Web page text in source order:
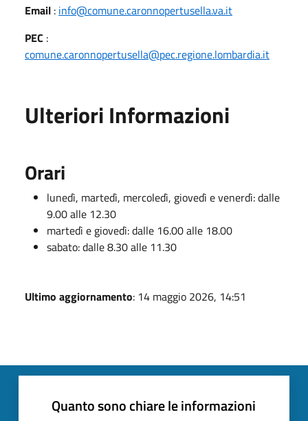
Email : info@comune.caronnopertusella.va.it
PEC :
comune.caronnopertusella@pec.regione.lombardia.it
Ulteriori Informazioni
Orari
lunedì, martedì, mercoledì, giovedì e venerdì: dalle
9.00 alle 12.30
martedì e giovedì: dalle 16.00 alle 18.00
sabato: dalle 8.30 alle 11.30
Ultimo aggiornamento: 14 maggio 2026, 14:51
Quanto sono chiare le informazioni